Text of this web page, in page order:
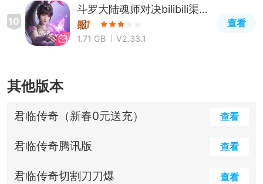
10
斗罗大陆魂师对决bilibili渠道
服
6.1
1.71 GB V2.33.1
查看
其他版本
君临传奇（新春0元送充） 查看
君临传奇腾讯版 查看
君临传奇切割刀刀爆 查看